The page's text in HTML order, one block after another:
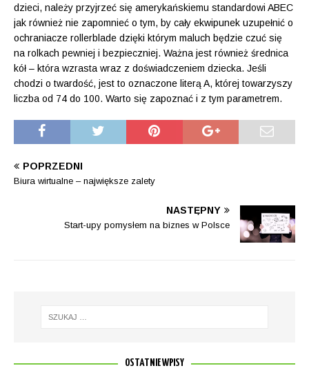
dzieci, należy przyjrzeć się amerykańskiemu standardowi ABEC
jak również nie zapomnieć o tym, by cały ekwipunek uzupełnić o
ochraniacze rollerblade dzięki którym maluch będzie czuć się
na rolkach pewniej i bezpieczniej. Ważna jest również średnica
kół – która wzrasta wraz z doświadczeniem dziecka. Jeśli
chodzi o twardość, jest to oznaczone literą A, której towarzyszy
liczba od 74 do 100. Warto się zapoznać i z tym parametrem.
POPRZEDNI
Biura wirtualne – największe zalety
NASTĘPNY
Start-upy pomysłem na biznes w Polsce
OSTATNIE WPISY